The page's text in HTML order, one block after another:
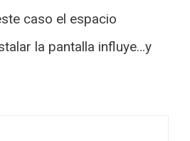
caso el espacio
la pantalla influye…y